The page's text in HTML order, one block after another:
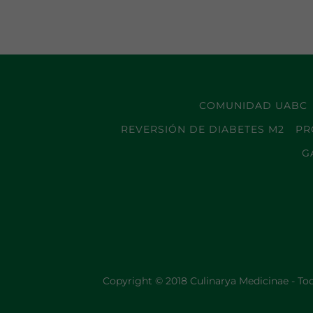
COMUNIDAD UABC
REVERSIÓN DE DIABETES M2
Copyright © 2018 Culinarya Medicinae -